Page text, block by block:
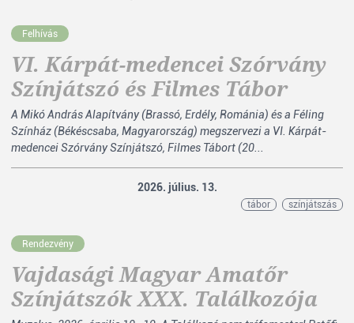
Felhívás
VI. Kárpát-medencei Szórvány
Színjátszó és Filmes Tábor
A Mikó András Alapítvány (Brassó, Erdély, Románia) és a Féling
Színház (Békéscsaba, Magyarország) megszervezi a VI. Kárpát-
medencei Szórvány Színjátszó, Filmes Tábort (20...
2026. július. 13.
tábor színjátszás
Rendezvény
Vajdasági Magyar Amatőr
Színjátszók XXX. Találkozója